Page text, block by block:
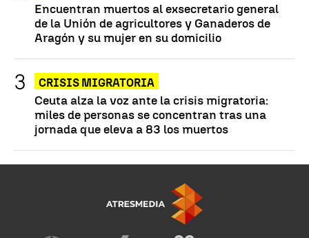
Encuentran muertos al exsecretario general
de la Unión de agricultores y Ganaderos de
Aragón y su mujer en su domicilio
CRISIS MIGRATORIA
Ceuta alza la voz ante la crisis migratoria:
miles de personas se concentran tras una
jornada que eleva a 83 los muertos